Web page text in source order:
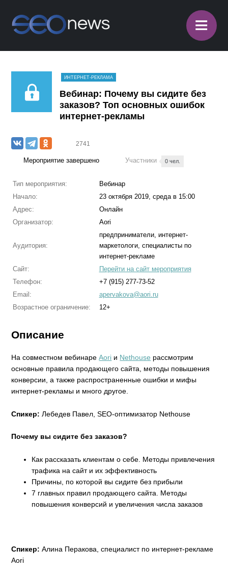
≡
ИНТЕРНЕТ-РЕКЛАМА
Вебинар: Почему вы сидите без
заказов? Топ основных ошибок
интернет-рекламы
2741
Мероприятие завершено Участники 0 чел.
Тип мероприятия:
Вебинар
Начало:
23 октября 2019, среда в 15:00
Адрес:
Онлайн
Организатор:
Aori
Аудитория:
предприниматели, интернет-
маркетологи, специалисты по
интернет-рекламе
Сайт:
Перейти на сайт мероприятия
Телефон:
+7 (915) 277-73-52
Email:
apervakova@aori.ru
Возрастное ограничение:
12+
Описание
На совместном вебинареAori и Nethouse рассмотрим
основные правила продающего сайта, методы повышения
конверсии, а также распространенные ошибки и мифы
интернет-рекламы и много другое.
Спикер: Лебедев Павел, SEO-оптимизатор Nethouse
Почему вы сидите без заказов?
Как рассказать клиентам о себе. Методы привлечения
трафика на сайт и их эффективность
Причины, по которой вы сидите без прибыли
7 главных правил продающего сайта. Методы
повышения конверсий и увеличения числа заказов
Спикер:Алина Перакова, специалист по интернет-рекламе
Aori